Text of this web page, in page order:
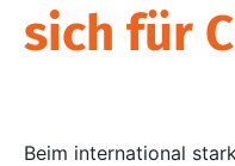
sich für
Beim international